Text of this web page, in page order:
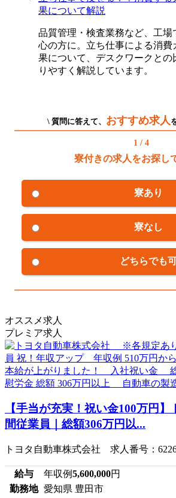
果について解説
品質管理・検査業務など、工場
心の方に。立ち仕事による消費
果について、デスクワークとの
りやすく解説しています。
\ 質問に答えて、 おすすめ求人
1 / 4
寮付きの求人をお探し
寮あり
寮なし
どちらでも
オススメ求人
プレミア求人
【手当が充実！祝い金100万円
間従業員｜総額306万円以...
トヨタ自動車株式会社 求人番号：
給与 年収例5,600,000円
勤務地 愛知県 豊田市